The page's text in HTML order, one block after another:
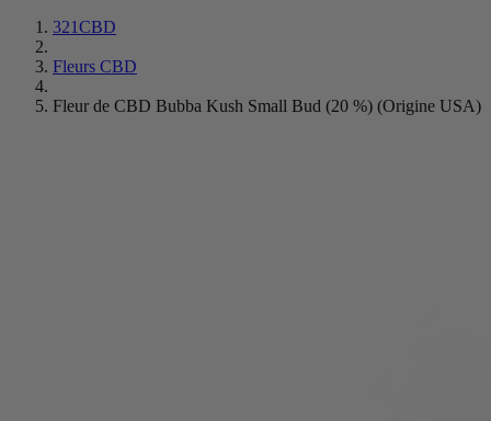
321CBD
Fleurs CBD
Fleur de CBD Bubba Kush Small Bud (20 %) (Origine USA)